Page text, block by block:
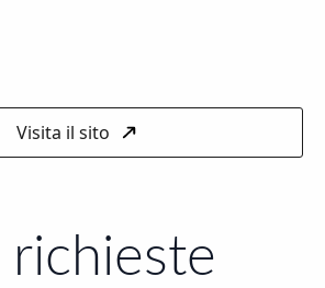
Visita il sito
richieste